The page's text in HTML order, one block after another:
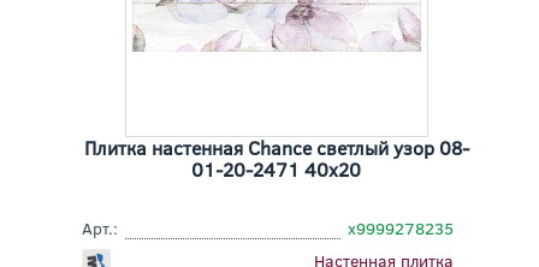
Плитка настенная Chance светлый узор 08-
01-20-2471 40x20
Арт.:
х9999278235
Настенная плитка